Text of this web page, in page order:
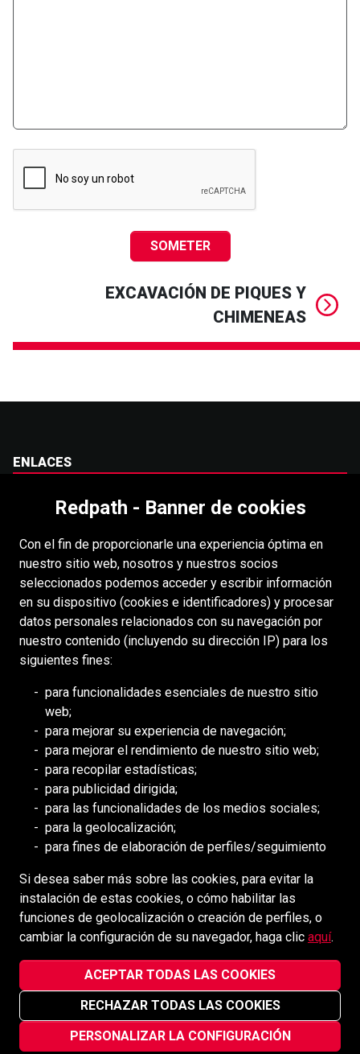
Redpath - Banner de cookies
Con el fin de proporcionarle una experiencia óptima en
nuestro sitio web, nosotros y nuestros socios
seleccionados podemos acceder y escribir información
en su dispositivo (cookies e identificadores) y procesar
datos personales relacionados con su navegación por
nuestro contenido (incluyendo su dirección IP) para los
siguientes fines:
para funcionalidades esenciales de nuestro sitio
web;
para mejorar su experiencia de navegación;
para mejorar el rendimiento de nuestro sitio web;
para recopilar estadísticas;
para publicidad dirigida;
para las funcionalidades de los medios sociales;
para la geolocalización;
para fines de elaboración de perfiles/seguimiento
Si desea saber más sobre las cookies, para evitar la
instalación de estas cookies, o cómo habilitar las
funciones de geolocalización o creación de perfiles, o
cambiar la configuración de su navegador, haga clic aquí.
ACEPTAR TODAS LAS COOKIES
RECHAZAR TODAS LAS COOKIES
PERSONALIZAR LA CONFIGURACIÓN
SOMETER
EXCAVACIÓN DE PIQUES Y
CHIMENEAS
ENLACES
Derechos de autor
Acceso
Portal para proveedores
Política de cookies
DEILMANN
Consejo de Mongolia (BCM)
Consejo de DDHH Minero (MiHR)
Asociación Nacional de Minería
Asociación Minera de Ontario
Minería de África Meridional (SAIMM
MEDIOS SOCIALES
Página web diseñada y mantenida porvsmarketing.ca